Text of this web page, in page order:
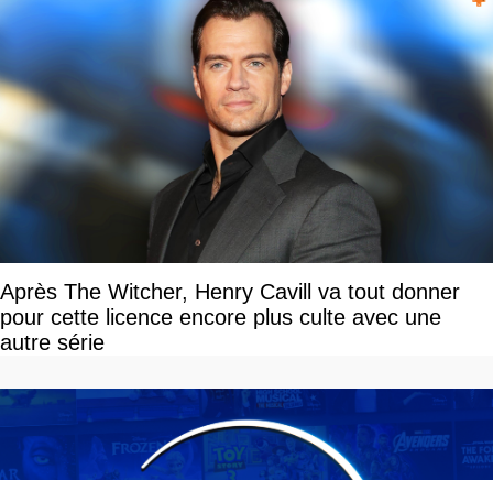
Après The Witcher, Henry Cavill va tout donner
pour cette licence encore plus culte avec une
autre série